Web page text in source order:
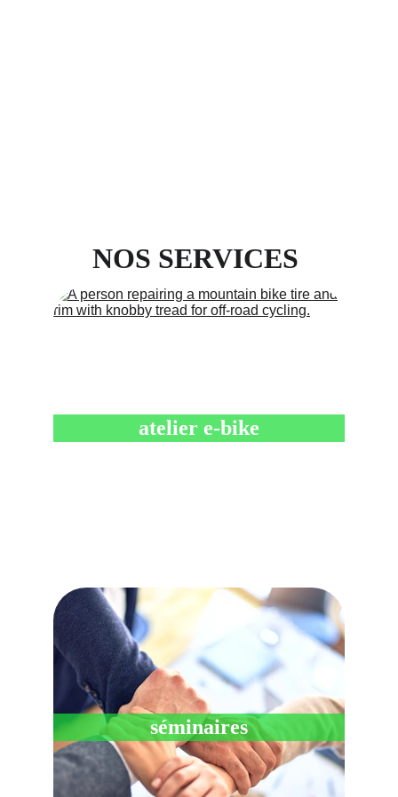
atelier e-bike
séminaires
NOS SERVICES